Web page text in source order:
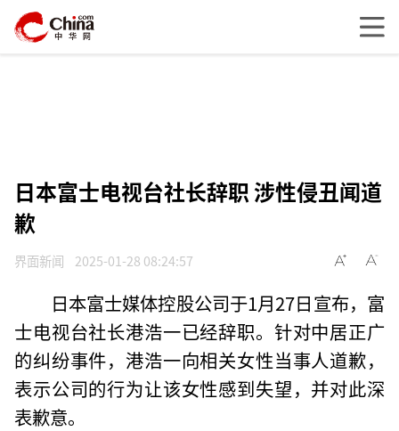
日本富士电视台社长辞职 涉性侵丑闻道
歉
界面新闻 2025-01-28 08:24:57
日本富士媒体控股公司于1月27日宣布，富
士电视台社长港浩一已经辞职。针对中居正广
的纠纷事件，港浩一向相关女性当事人道歉，
表示公司的行为让该女性感到失望，并对此深
表歉意。